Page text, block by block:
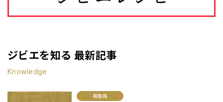
ジビエを知る 最新記事
Knowledge
鳥取県